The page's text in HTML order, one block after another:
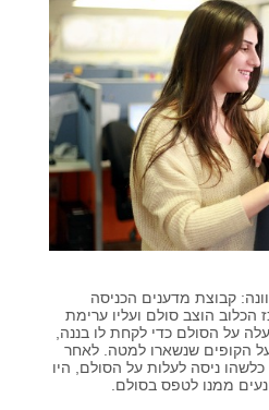
קבוצת מדענים הכניסה
הכלוב הוצב סולם ועליו ערימת
על הסולם כדי לקחת לו בננה,
הקופים שנשארו למטה. לאחר
ניסה לעלות על הסולם, היו
ממנו לטפס בסולם.